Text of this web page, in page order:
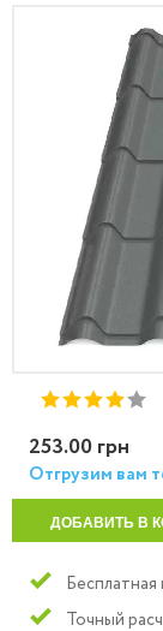
253.00 грн
Отгрузим вам
ДОБАВИТЬ В
Бесплатная
Точный